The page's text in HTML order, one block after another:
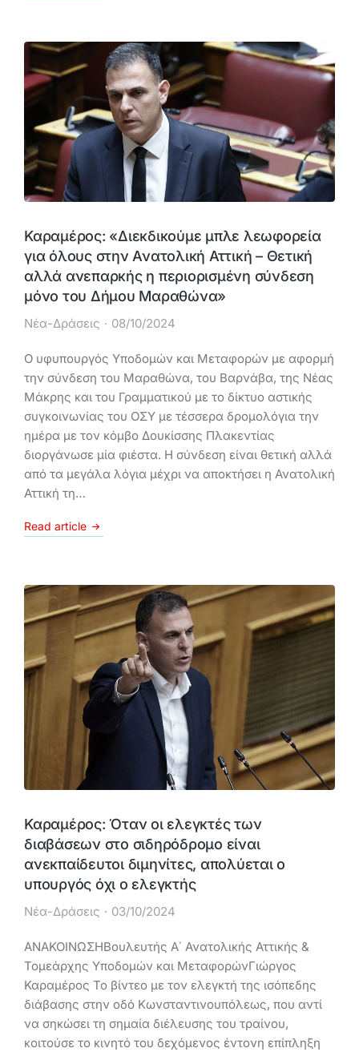
Καραμέρος: «Διεκδικούμε μπλε λεωφορεία
για όλους στην Ανατολική Αττική – Θετική
αλλά ανεπαρκής η περιορισμένη σύνδεση
μόνο του Δήμου Μαραθώνα»
Νέα-Δράσεις 08/10/2024
Ο υφυπουργός Υποδομών και Μεταφορών με αφορμή
την σύνδεση του Μαραθώνα, του Βαρνάβα, της Νέας
Μάκρης και του Γραμματικού με το δίκτυο αστικής
συγκοινωνίας του ΟΣΥ με τέσσερα δρομολόγια την
ημέρα με τον κόμβο Δουκίσσης Πλακεντίας
διοργάνωσε μία φιέστα. Η σύνδεση είναι θετική αλλά
από τα μεγάλα λόγια μέχρι να αποκτήσει η Ανατολική
Αττική τη…
Read article
Καραμέρος: Όταν οι ελεγκτές των
διαβάσεων στο σιδηρόδρομο είναι
ανεκπαίδευτοι διμηνίτες, απολύεται ο
υπουργός όχι ο ελεγκτής
Νέα-Δράσεις 03/10/2024
ΑΝΑΚΟΙΝΩΣΗΒουλευτής Α΄ Ανατολικής Αττικής &
Τομεάρχης Υποδομών και ΜεταφορώνΓιώργος
Καραμέρος Το βίντεο με τον ελεγκτή της ισόπεδης
διάβασης στην οδό Κωνσταντινουπόλεως, που αντί
να σηκώσει τη σημαία διέλευσης του τραίνου,
κοιτούσε το κινητό του δεχόμενος έντονη επίπληξη